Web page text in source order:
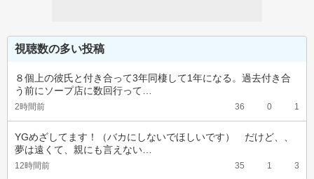
視聴数の多い投稿
８個上の彼氏と付き合って3年同棲して1年になる。過去付き合
う前にソープ店に数回行って…
2時間前 36 0 1
YGめざしてます！（バカにしないでほしいです）　だけど、、
夢は遠くて、親にも言えない…
12時間前 35 1 3